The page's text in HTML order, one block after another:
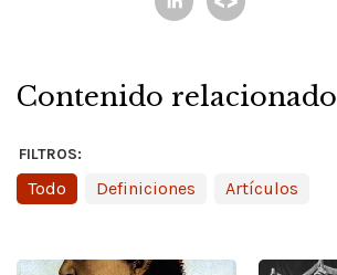
Contenido relacionado
FILTROS:
Todo Definiciones Artículos